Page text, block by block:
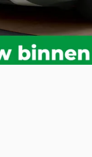
Bekijk aanbieding →
Vergelijk